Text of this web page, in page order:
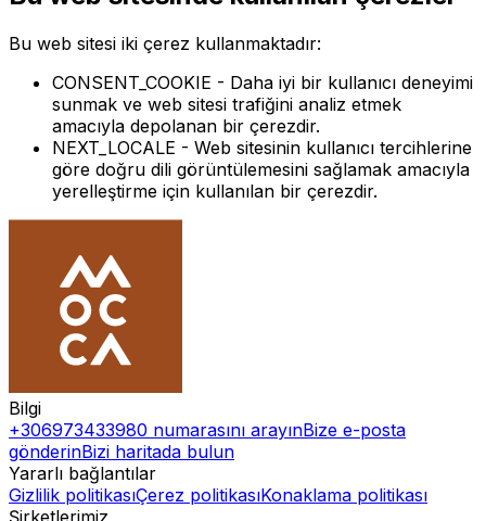
Bu web sitesi iki çerez kullanmaktadır:
CONSENT_COOKIE - Daha iyi bir kullanıcı deneyimi
sunmak ve web sitesi trafiğini analiz etmek
amacıyla depolanan bir çerezdir.
NEXT_LOCALE - Web sitesinin kullanıcı tercihlerine
göre doğru dili görüntülemesini sağlamak amacıyla
yerelleştirme için kullanılan bir çerezdir.
Bilgi
+306973433980 numarasını arayınBize e-posta
gönderinBizi haritada bulun
Yararlı bağlantılar
Gizlilik politikasıÇerez politikasıKonaklama politikası
Şirketlerimiz